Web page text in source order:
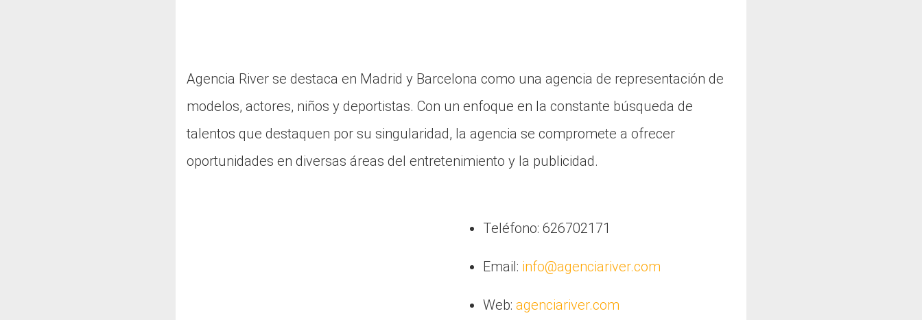
Agencia River se destaca en Madrid y Barcelona como una agencia de representación de
modelos, actores, niños y deportistas. Con un enfoque en la constante búsqueda de
talentos que destaquen por su singularidad, la agencia se compromete a ofrecer
oportunidades en diversas áreas del entretenimiento y la publicidad.
Teléfono: 626702171
Email: info@agenciariver.com
Web: agenciariver.com